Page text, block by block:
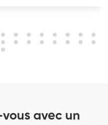
avec un